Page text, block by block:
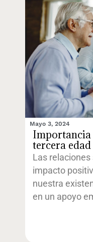
Mayo 3, 2024
Importancia
tercera edad
Las
impacto
nuestra
en un apoyo